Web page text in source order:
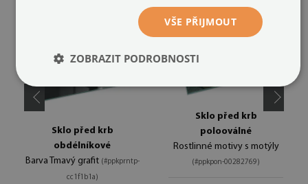
Sklo před krb
obdélníkové
Barva Tmavý grafit (#ppkprntp-
cc1f1b1a)
Sklo před krb
polooválné
Rostlinné motivy s motýly
(#ppkpon-00282769)
VŠE PŘIJMOUT
ZOBRAZIT PODROBNOSTI